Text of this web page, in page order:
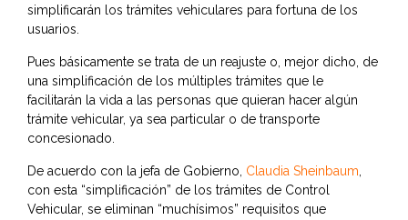
simplificarán los trámites vehiculares para fortuna de los
usuarios.
Pues básicamente se trata de un reajuste o, mejor dicho, de
una simplificación de los múltiples trámites que le
facilitarán la vida a las personas que quieran hacer algún
trámite vehicular, ya sea particular o de transporte
concesionado.
De acuerdo con la jefa de Gobierno, Claudia Sheinbaum,
con esta “simplificación” de los trámites de Control
Vehicular, se eliminan “muchísimos” requisitos que